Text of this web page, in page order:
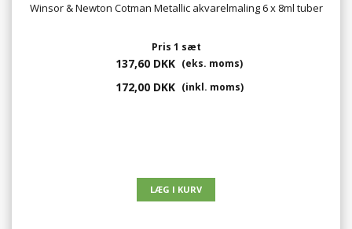
Winsor & Newton Cotman Metallic akvarelmaling 6 x 8ml tuber
Pris 1 sæt
137,60 DKK (eks. moms)
172,00 DKK (inkl. moms)